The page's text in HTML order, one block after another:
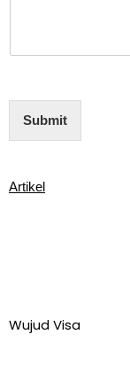
Submit
Artikel
Wujud Visa